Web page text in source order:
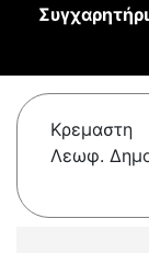
Κρεμαστη
Λεωφ.